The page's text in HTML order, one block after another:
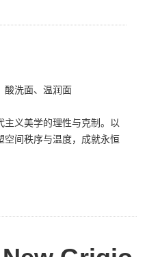
酸洗面、温润面
义美学的理性与克制。以
空间秩序与温度，成就永恒